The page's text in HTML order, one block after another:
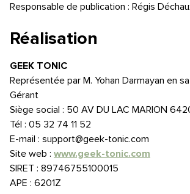
Responsable de publication : Régis
Réalisation
GEEK TONIC
Représentée par M. Yohan Darmayan en
Gérant
Siège social : 50 AV DU LAC MARION
Tél : 05 32 74 11 52
E-mail : support@geek-tonic.com
Site web : www.geek-tonic.com
SIRET : 89746755100015
APE : 6201Z